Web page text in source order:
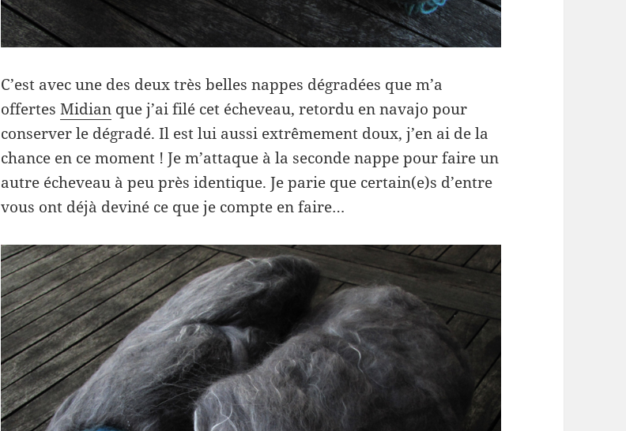
C’est avec une des deux très belles nappes dégradées que m’a
offertesMidian que j’ai filé cet écheveau, retordu en navajo pour
conserver le dégradé. Il est lui aussi extrêmement doux, j’en ai de la
chance en ce moment ! Je m’attaque à la seconde nappe pour faire un
autre écheveau à peu près identique. Je parie que certain(e)s d’entre
vous ont déjà deviné ce que je compte en faire…